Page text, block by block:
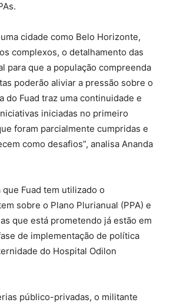
cidade como Belo Horizonte,
complexos, o detalhamento das
para que a população compreenda
poderão aliviar a pressão sobre o
do Fuad traz uma continuidade e
iniciadas no primeiro
foram parcialmente cumpridas e
como desafios”, analisa Ananda
que Fuad tem utilizado o
sobre o Plano Plurianual (PPA) e
que está prometendo já estão em
de implementação de política
do Hospital Odilon
público-privadas, o militante